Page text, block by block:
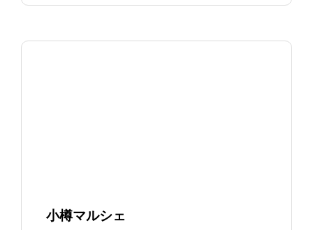
小樽マルシェ